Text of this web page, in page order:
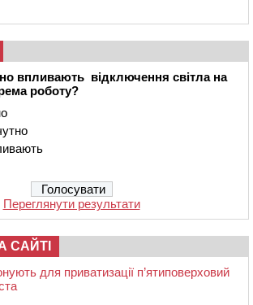
впливають відключення світла на
роботу?
Переглянути результати
САЙТІ
для приватизації п’ятиповерховий